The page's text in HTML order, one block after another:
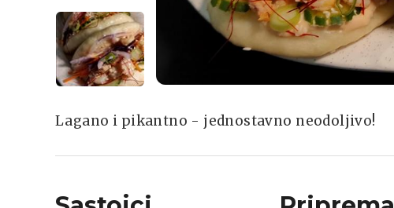
Lagano i pikantno - jednostavno neodoljivo!